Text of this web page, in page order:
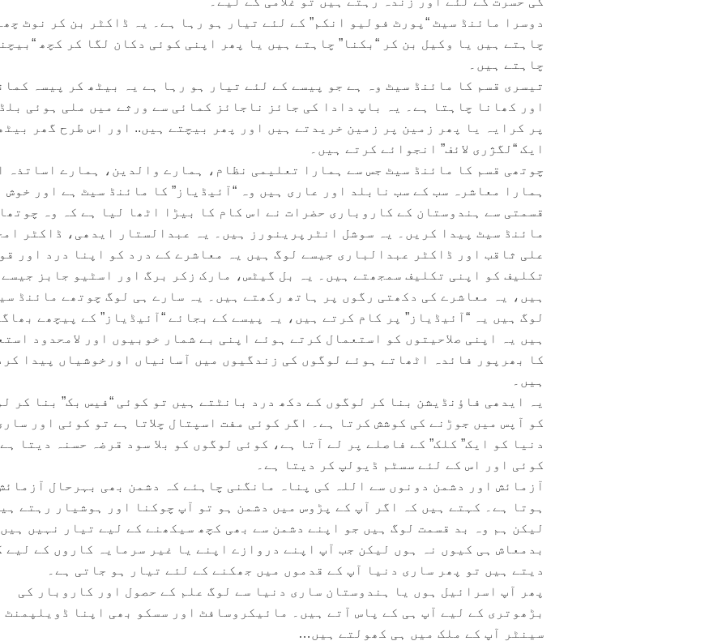
دوسرا مائنڈ سیٹ “پورٹ فولیو انکم” کے لئے تیار ہو رہا ہے۔ یہ ڈاکٹر بن کر نوٹ
چاہتے ہیں یا وکیل بن کر “بکنا” چاہتے ہیں یا پھر اپنی کوئی دکان لگا کر کچھ
چاہتے ہیں۔
تیسری قسم کا مائنڈ سیٹ وہ ہے جو پیسے کے لئے تیار ہو رہا ہے یہ بیٹھ کر پیسہ
اور کھانا چاہتا ہے۔ یہ باپ دادا کی جائز ناجائز کمائی سے ورثے میں ملی ہوئی
پر کرایہ یا پھر زمین پر زمین خریدتے ہیں اور پھر بیچتے ہیں.. اور اس طرح گھر
ایک “لگژری لائف” انجوائے کرتے ہیں۔
چوتھی قسم کا مائنڈ سیٹ جس سے ہمارا تعلیمی نظام، ہمارے والدین، ہمارے اساتذہ
ہمارا معاشرہ سب کے سب نابلد اور عاری ہیں وہ “آئیڈیاز” کا مائنڈ سیٹ ہے اور خوش
قسمتی سے ہندوستان کے کاروباری حضرات نے اس کام کا بیڑا اٹھا لیا ہے کہ وہ چوتھا
مائنڈ سیٹ پیدا کریں۔ یہ سوشل انٹرپرینورز ہیں۔ یہ عبدالستار ایدھی، ڈاکٹر
علی ثاقب اور ڈاکٹر عبدالباری جیسے لوگ ہیں یہ معاشرے کے درد کو اپنا درد اور
تکلیف کو اپنی تکلیف سمجھتے ہیں۔ یہ بل گیٹس، مارک زکر برگ اور اسٹیو جابز
ہیں، یہ معاشرے کی دکھتی رگوں پر ہاتھ رکھتے ہیں۔ یہ سارے ہی لوگ چوتھے مائنڈ
لوگ ہیں یہ “آئیڈیاز” پر کام کرتے ہیں، یہ پیسے کے بجائے “آئیڈیاز” کے پیچھے
ہیں یہ اپنی صلاحیتوں کو استعمال کرتے ہوئے اپنی بے شمار خوبیوں اور لامحدود
کا بھرپور فائدہ اٹھاتے ہوئے لوگوں کی زندگیوں میں آسانیاں اورخوشیاں پیدا
ہیں۔
یہ ایدھی فاؤنڈیشن بنا کر لوگوں کے دکھ درد بانٹتے ہیں تو کوئی “فیس بک” بنا کر
کو آپس میں جوڑنے کی کوشش کرتا ہے۔ اگر کوئی مفت اسپتال چلاتا ہے تو کوئی اور
دنیا کو ایک” کلک” کے فاصلے پر لے آتا ہے، کوئی لوگوں کو بلا سود قرضہ حسنہ دیتا
کوئی اور اس کے لئے سسٹم ڈیولپ کر دیتا ہے۔
آزمائش اور دشمن دونوں سے اللہ کی پناہ مانگنی چاہئے کہ دشمن بھی بہرحال
ہوتا ہے۔ کہتے ہیں کہ اگر آپ کے پڑوس میں دشمن ہو تو آپ چوکنا اور ہوشیار رہتے
لیکن ہم وہ بد قسمت لوگ ہیں جو اپنے دشمن سے بھی کچھ سیکھنے کے لیے تیار نہیں
بدمعاش ہی کیوں نہ ہوں لیکن جب آپ اپنے دروازے اپنے یا غیر سرمایہ کاروں کے لیے
دیتے ہیں تو پھر ساری دنیا آپ کے قدموں میں جھکنے کے لئے تیار ہو جاتی ہے۔
پھر آپ اسرائیل ہوں یا ہندوستان ساری دنیا سے لوگ علم کے حصول اور کاروبار کی
بڑھوتری کے لیے آپ ہی کے پاس آتے ہیں۔ مائیکروسافٹ اور سسکو بھی اپنا ڈویلپمنٹ
سینٹر آپ کے ملک میں ہی کھولتے ہیں…